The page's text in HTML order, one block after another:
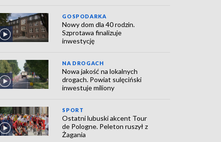
GOSPODARKA
Nowy dom dla 40 rodzin.
Szprotawa finalizuje
inwestycję
NA DROGACH
Nowa jakość na lokalnych
drogach. Powiat sulęciński
inwestuje miliony
SPORT
Ostatni lubuski akcent Tour
de Pologne. Peleton ruszył z
Żagania